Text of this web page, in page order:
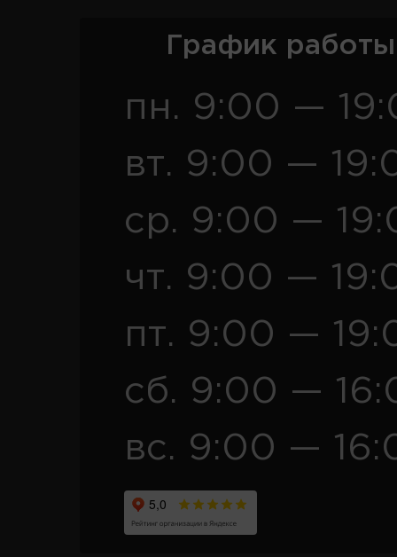
График
пн. 9:00 —
вт. 9:00 —
ср. 9:00 —
чт. 9:00 —
пт. 9:00 —
сб. 9:00 —
вс. 9:00 —